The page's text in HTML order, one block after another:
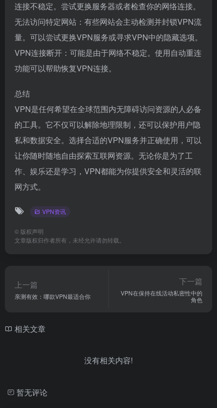
连接不稳定。尝试更换服务器或者检查你的网络连接。
无法访问特定网站：有些网站会主动检测并封锁VPN流
量。可以尝试更换VPN服务或寻求VPN中的隐藏选项。
VPN连接断开：可能是由于网络不稳定。使用自动重连
功能可以帮助恢复VPN连接。
总结
VPN是任何希望在全球范围内无障碍访问资源的人必备
的工具。它不仅可以解除地理限制，还可以保护用户隐
私和数据安全。选择合适的VPN服务并正确使用，可以
让你随时随地自由探索互联网资源。无论你是为了工
作、娱乐还是学习，VPN都能为你提供安全和灵活的联
网方式。
VPN资讯
© 版权声明
文章版权归作者所有，未经允许请勿转载。
上一篇
亲测有效：哪款VPN最适合你
下一篇
VPN在保持在线活动私密性中的
角色
相关文章
没有相关内容!
暂无评论